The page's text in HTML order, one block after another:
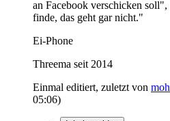
an Facebook verschicken
finde, das geht gar nicht."
Ei-Phone
Threema seit 2014
Einmal editiert, zuletzt von
05:06)